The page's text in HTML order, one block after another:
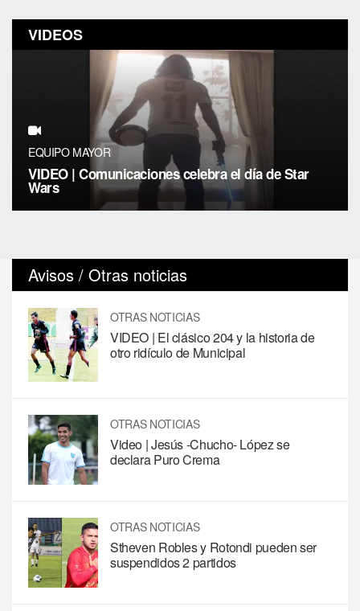
VIDEOS
EQUIPO MAYOR
VIDEO | Comunicaciones celebra el día de Star
Wars
Avisos / Otras noticias
OTRAS NOTICIAS
VIDEO | El clásico 204 y la historia de
otro ridículo de Municipal
OTRAS NOTICIAS
Video | Jesús -Chucho- López se
declara Puro Crema
OTRAS NOTICIAS
Stheven Robles y Rotondi pueden ser
suspendidos 2 partidos